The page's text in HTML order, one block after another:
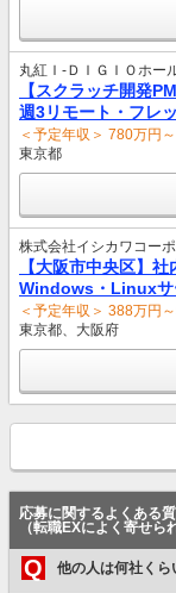
丸紅Ｉ‐ＤＩＧＩＯホー
【スクラッチ開発
週3リモート・フレ
＜予定年収＞ 780万円～
東京都
株式会社イシカワコー
【大阪市中央区】
Windows・Linuxサ
＜予定年収＞ 388万円～
東京都、大阪府
応募に関するよくある
（転職EXによく寄せら
Q 他の人は何社くら